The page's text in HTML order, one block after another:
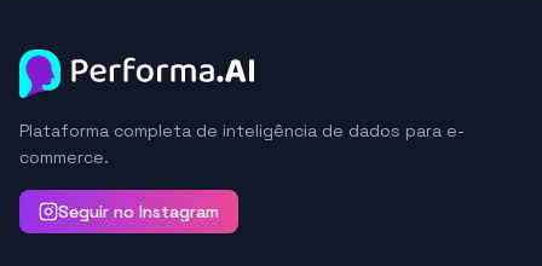
Plataforma completa de inteligência de dados para e-
commerce.
Seguir no Instagram